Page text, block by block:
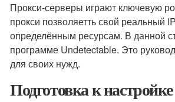
Прокси-серверы играют ключевую
прокси позволяетть свой реальный
определённым ресурсам. В данной
программе Undetectable. Это
для своих нужд.
Подготовка к настройке